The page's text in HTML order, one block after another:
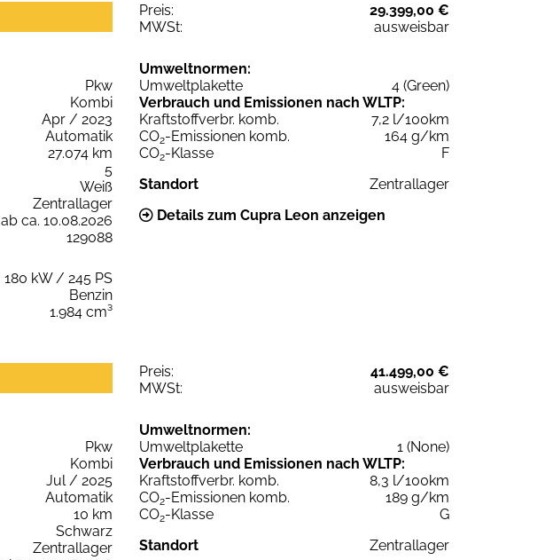
Preis:
29.399,00 €
MWSt:
ausweisbar
Pkw
Kombi
Apr / 2023
Automatik
27.074 km
5
Weiß
Zentrallager
ab ca. 10.08.2026
129088
180 kW / 245 PS
Benzin
1.984 cm³
Umweltnormen:
Umweltplakette
4 (Green)
Verbrauch und Emissionen nach WLTP:
Kraftstoffverbr. komb.
7,2 l/100km
CO2-Emissionen komb.
164 g/km
CO2-Klasse
F
Standort
Zentrallager
Details zum Cupra Leon anzeigen
Preis:
41.499,00 €
MWSt:
ausweisbar
Pkw
Kombi
Jul / 2025
Automatik
10 km
Schwarz
Zentrallager
Umweltnormen:
Umweltplakette
1 (None)
Verbrauch und Emissionen nach WLTP:
Kraftstoffverbr. komb.
8,3 l/100km
CO2-Emissionen komb.
189 g/km
CO2-Klasse
G
Standort
Zentrallager